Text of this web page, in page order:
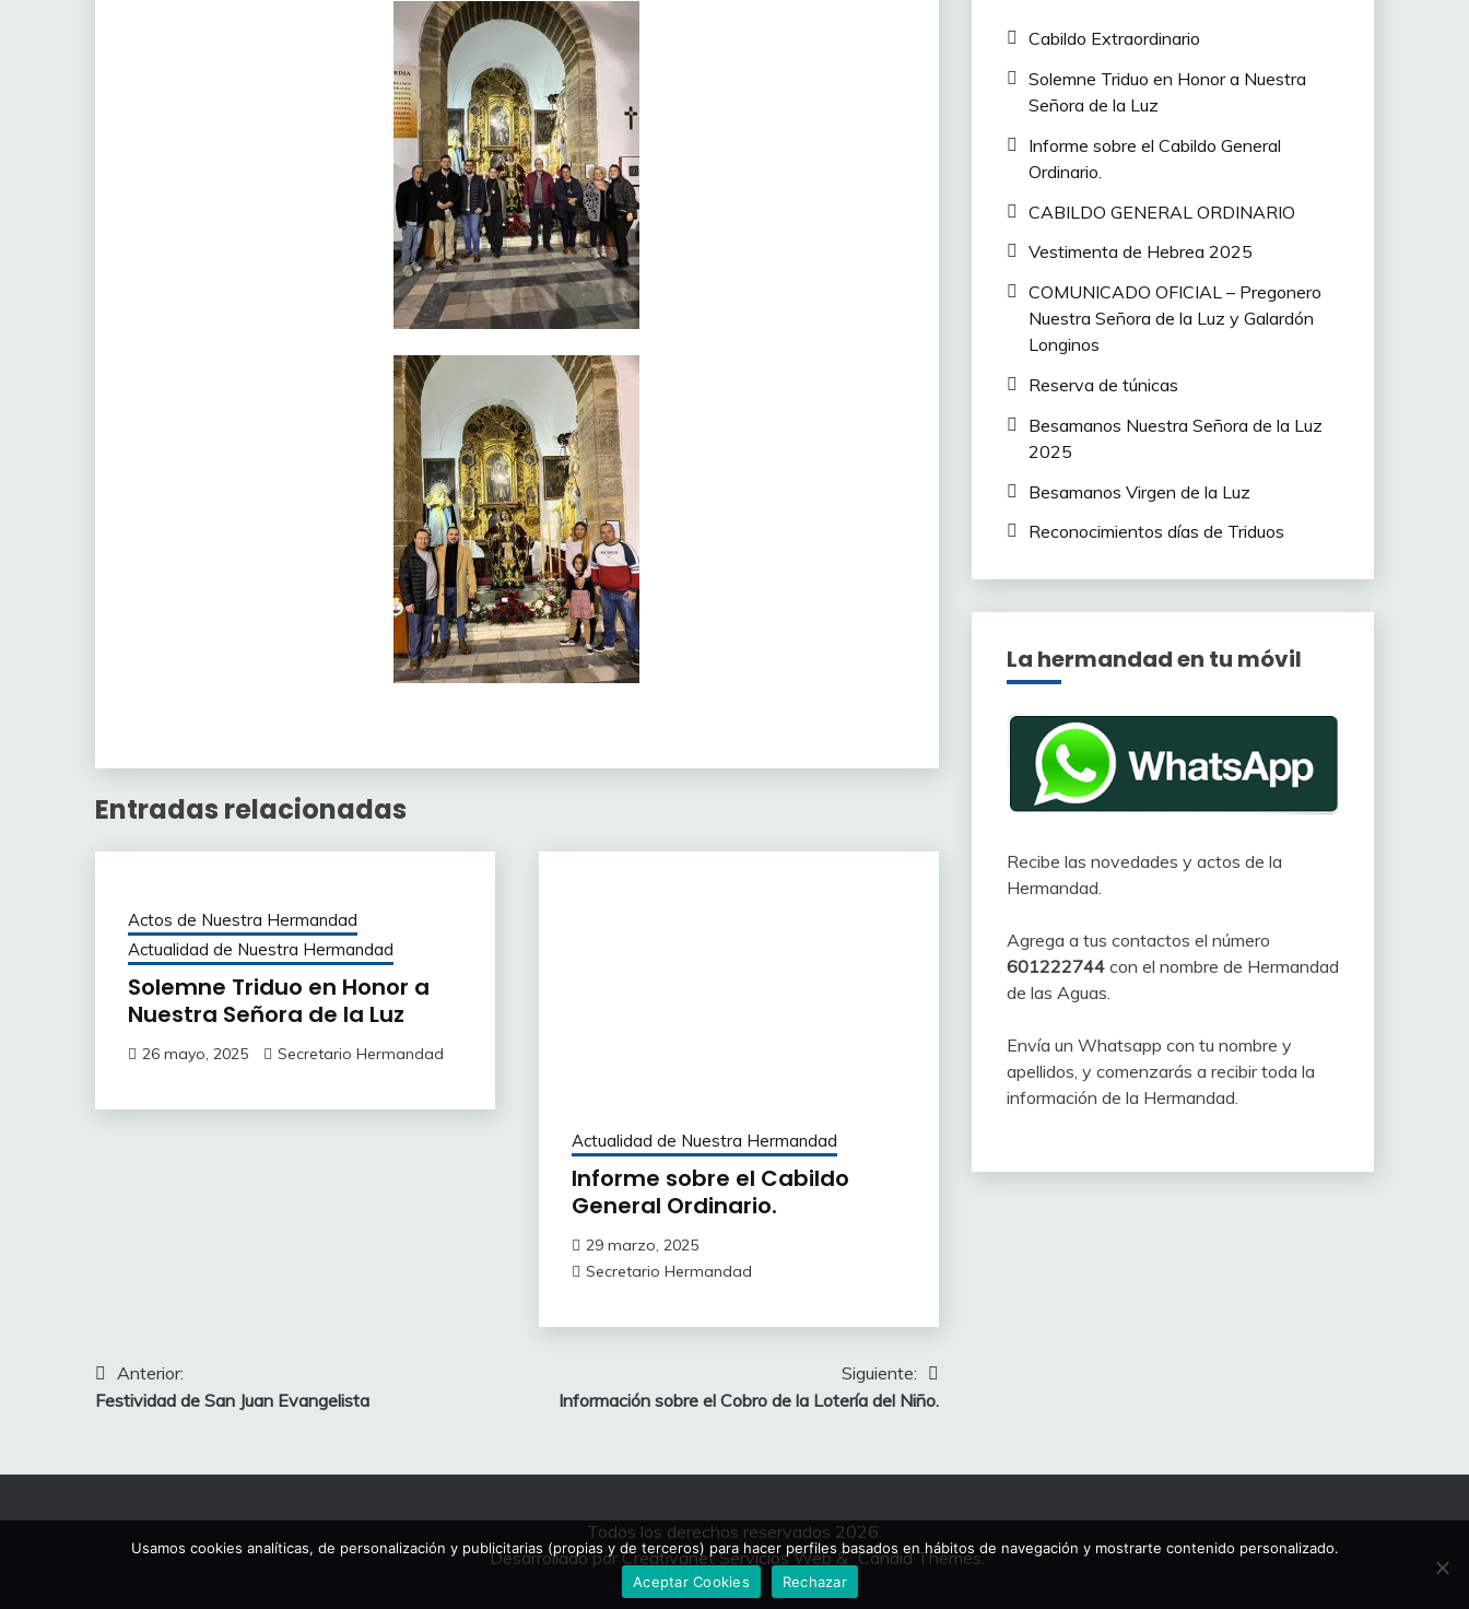
Entradas relacionadas
Actos de Nuestra Hermandad
Actualidad de Nuestra Hermandad
Solemne Triduo en Honor a
Nuestra Señora de la Luz
26 mayo, 2025 Secretario Hermandad
Actualidad de Nuestra Hermandad
Informe sobre el Cabildo
General Ordinario.
29 marzo, 2025
Secretario Hermandad
Navegación
de
Anterior:
Festividad de San Juan Evangelista
Siguiente:
Información sobre el Cobro de la Lotería del Niño.
Cabildo Extraordinario
Solemne Triduo en Honor a Nuestra
Señora de la Luz
Informe sobre el Cabildo General
Ordinario.
CABILDO GENERAL ORDINARIO
Vestimenta de Hebrea 2025
COMUNICADO OFICIAL – Pregonero
Nuestra Señora de la Luz y Galardón
Longinos
Reserva de túnicas
Besamanos Nuestra Señora de la Luz
2025
Besamanos Virgen de la Luz
Reconocimientos días de Triduos
La hermandad en tu móvil
Recibe las novedades y actos de la
Hermandad.
Agrega a tus contactos el número
601222744con el nombre de Hermandad
de las Aguas.
Envía un Whatsapp con tu nombre y
apellidos, y comenzarás a recibir toda la
información de la Hermandad.
Todos los derechos reservados 2026.
Desarrollado por Creativanet Servicios Web& Candid Themes.
Usamos cookies analíticas, de personalización y publicitarias (propias y de terceros) para hacer perfiles basados en hábitos de navegación y mostrarte contenido personalizado.
Aceptar Cookies
Rechazar